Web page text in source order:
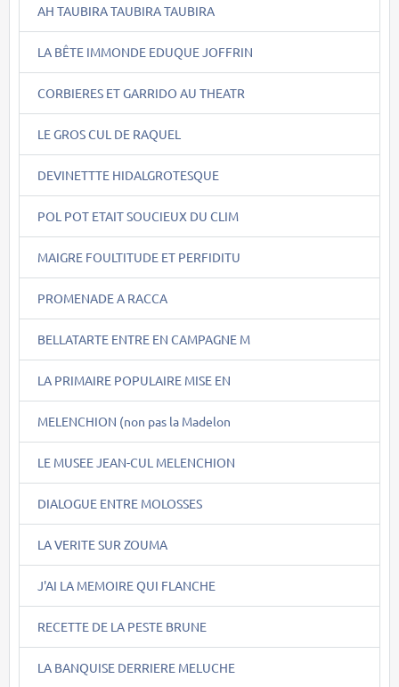
AH TAUBIRA TAUBIRA TAUBIRA
LA BÊTE IMMONDE EDUQUE JOFFRIN
CORBIERES ET GARRIDO AU THEATR
LE GROS CUL DE RAQUEL
DEVINETTTE HIDALGROTESQUE
POL POT ETAIT SOUCIEUX DU CLIM
MAIGRE FOULTITUDE ET PERFIDITU
PROMENADE A RACCA
BELLATARTE ENTRE EN CAMPAGNE M
LA PRIMAIRE POPULAIRE MISE EN
MELENCHION (non pas la Madelon
LE MUSEE JEAN-CUL MELENCHION
DIALOGUE ENTRE MOLOSSES
LA VERITE SUR ZOUMA
J'AI LA MEMOIRE QUI FLANCHE
RECETTE DE LA PESTE BRUNE
LA BANQUISE DERRIERE MELUCHE